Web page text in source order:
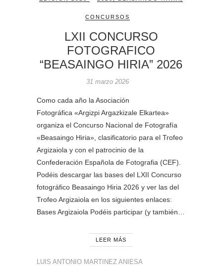
CONCURSOS
LXII CONCURSO
FOTOGRAFICO
“BEASAINGO HIRIA” 2026
31 marzo 2026
Como cada año la Asociación
Fotográfica «Argizpi Argazkizale Elkartea»
organiza el Concurso Nacional de Fotografía
«Beasaingo Hiria», clasificatorio para el Trofeo
Argizaiola y con el patrocinio de la
Confederación Española de Fotografia (CEF).
Podéis descargar las bases del LXII Concurso
fotográfico Beasaingo Hiria 2026 y ver las del
Trofeo Argizaiola en los siguientes enlaces:
Bases Argizaiola Podéis participar (y también…
LEER MÁS
LUIS ANTONIO MARTINEZ ANIESA